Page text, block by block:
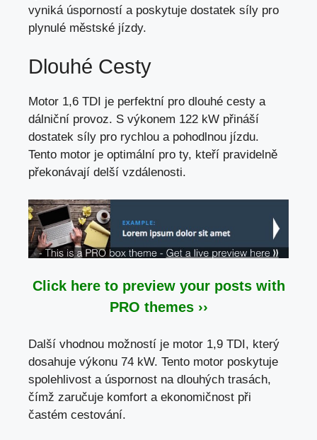
vyniká úsporností a poskytuje dostatek síly pro
plynulé městské jízdy.
Dlouhé Cesty
Motor 1,6 TDI je perfektní pro dlouhé cesty a
dálniční provoz. S výkonem 122 kW přináší
dostatek síly pro rychlou a pohodlnou jízdu.
Tento motor je optimální pro ty, kteří pravidelně
překonávají delší vzdálenosti.
Click here to preview your posts with
PRO themes ››
Další vhodnou možností je motor 1,9 TDI, který
dosahuje výkonu 74 kW. Tento motor poskytuje
spolehlivost a úspornost na dlouhých trasách,
čímž zaručuje komfort a ekonomičnost při
častém cestování.